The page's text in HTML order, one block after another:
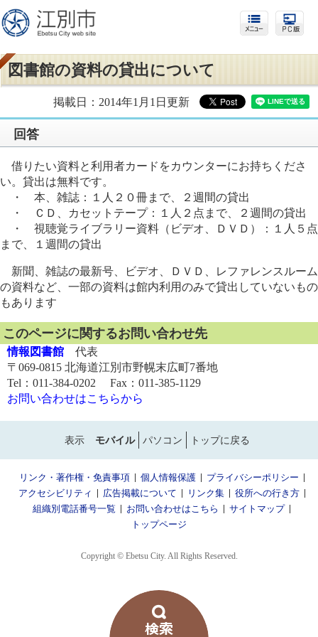
図書館の資料の貸出について
掲載日：2014年1月1日更新
回答
借りたい資料と利用者カードをカウンターにお持ちくださ
い。貸出は無料です。
・ 本、雑誌：１人２０冊まで、２週間の貸出
・ ＣＤ、カセットテープ：１人２点まで、２週間の貸出
・ 視聴覚ライブラリー資料（ビデオ、ＤＶＤ）：１人５点
まで、１週間の貸出
新聞、雑誌の最新号、ビデオ、ＤＶＤ、レファレンスルーム
の資料など、一部の資料は館内利用のみで貸出していないもの
もあります
このページに関するお問い合わせ先
情報図書館 代表
〒069-0815 北海道江別市野幌末広町7番地
Tel：011-384-0202 Fax：011-385-1129
お問い合わせはこちらから
表示 モバイル パソコン トップに戻る
リンク・著作権・免責事項 個人情報保護
プライバシーポリシー
アクセシビリティ
広告掲載について リンク集
役所への行き方
組織別電話番号一覧
お問い合わせはこちら
サイトマップ
トップページ
Copyright © Ebetsu City. All Rights Reserved.